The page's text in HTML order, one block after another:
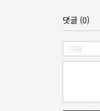
댓글 (0)